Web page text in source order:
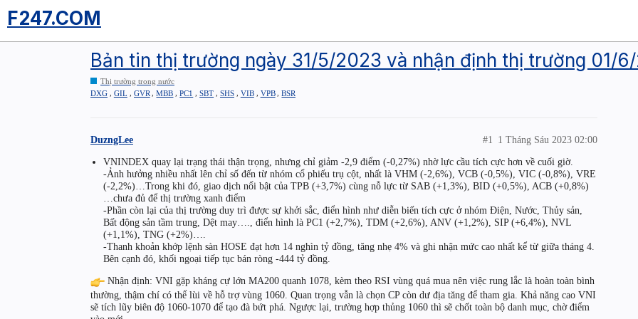
F247.COM
Bản tin thị trường ngày 31/5/2023 và nhận định thị trường 01/
Thị trường trong nước
DXG
GIL GVR ,MBB ,PC1 ,SBT SHS VIB VPB ,BSR
DuzngLee 1 Tháng Sáu 2023 02:00
#1
VNINDEX quay lại trạng thái thận trọng, nhưng chỉ giảm -2,9 điểm (-0,27%) nhờ lực cầu tích cực hơn về cuối giờ.
-Ảnh hưởng nhiều nhất lên chỉ số đến từ nhóm cổ phiếu trụ cột, nhất là VHM (-2,6%), VCB (-0,5%), VIC (-0,8%), VRE
(-2,2%)…Trong khi đó, giao dịch nổi bật của TPB (+3,7%) cùng nỗ lực từ SAB (+1,3%), BID (+0,5%), ACB (+0,8%)
…chưa đủ để thị trường xanh điểm
-Phần còn lại của thị trường duy trì được sự khởi sắc, điển hình như diễn biến tích cực ở nhóm Điện, Nước, Thủy sản,
Bất động sản tầm trung, Dệt may…., điển hình là PC1 (+2,7%), TDM (+2,6%), ANV (+1,2%), SIP (+6,4%), NVL
(+1,1%), TNG (+2%)….
-Thanh khoản khớp lệnh sàn HOSE đạt hơn 14 nghìn tỷ đồng, tăng nhẹ 4% và ghi nhận mức cao nhất kể từ giữa tháng 4.
Bên cạnh đó, khối ngoại tiếp tục bán ròng -444 tỷ đồng.
Nhận định: VNI gặp kháng cự lớn MA200 quanh 1078, kèm theo RSI vùng quá mua nên việc rung lắc là hoàn toàn bình
thường, thậm chí có thể lùi về hỗ trợ vùng 1060. Quan trọng vẫn là chọn CP còn dư địa tăng để tham gia. Khả năng cao VNI
sẽ tích lũy biên độ 1060-1070 để tạo đà bứt phá. Ngược lại, trường hợp thủng 1060 thì sẽ chốt toàn bộ danh mục, chờ điểm